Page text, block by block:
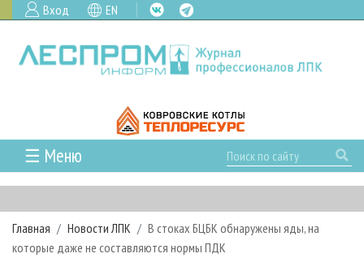
Вход EN
☰ Меню
ГЛАВНАЯ
РУБРИКИ И ТЕМЫ
РУБРИКИ ЖУРНАЛА
НОВОСТИ
Главная Новости ЛПК
В стоках БЦБК обнаружены яды, на
которые даже не составляются нормы ПДК